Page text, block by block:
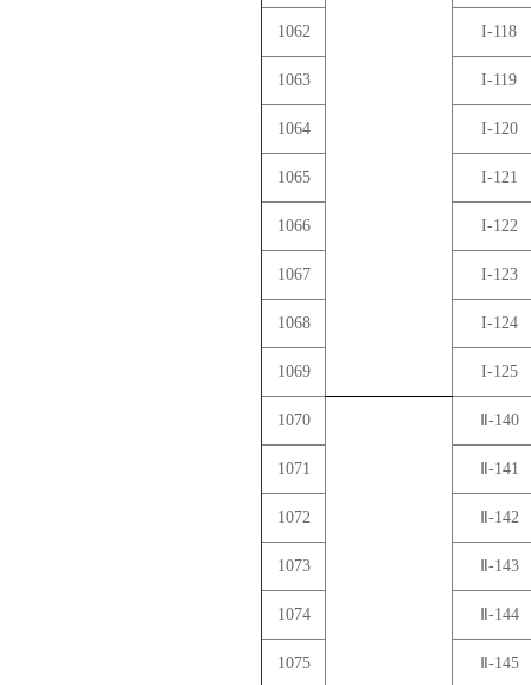
1062 I-118
1063 I-119
1064 I-120
1065 I-121
1066 I-122
1067 I-123
1068 I-124
1069 I-125
1070 Ⅱ-140
1071 Ⅱ-141
1072 Ⅱ-142
1073 Ⅱ-143
1074 Ⅱ-144
1075 Ⅱ-145